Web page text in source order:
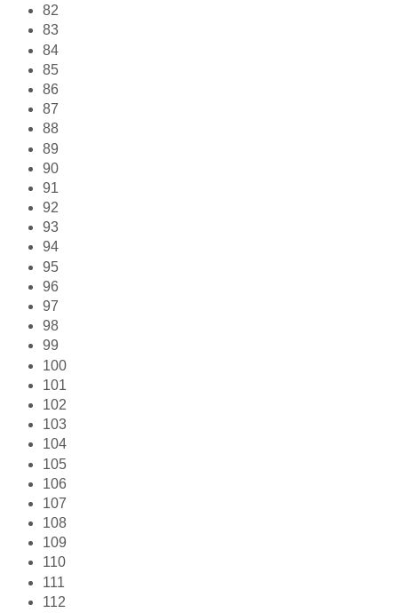
82
83
84
85
86
87
88
89
90
91
92
93
94
95
96
97
98
99
100
101
102
103
104
105
106
107
108
109
110
111
112